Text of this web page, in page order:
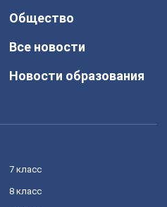
Общество
Все новости
Новости образования
7 класс
8 класс